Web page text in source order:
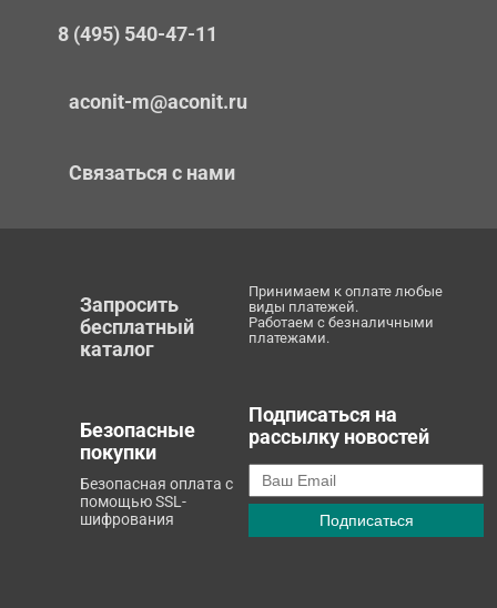
8 (495) 540-47-11
aconit-m@aconit.ru
Связаться с нами
Запросить
бесплатный
каталог
Принимаем к оплате любые
виды платежей.
Работаем с безналичными
платежами.
Безопасные
покупки
Безопасная оплата с
помощью SSL-
шифрования
Подписаться на
рассылку новостей